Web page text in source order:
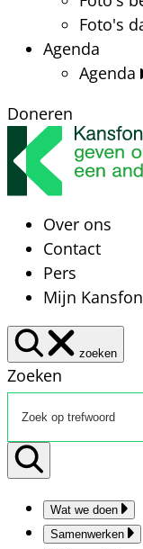
Foto's
Agenda
Agenda
Doneren
Over ons
Contact
Pers
Mijn
zoeken
Zoeken
Wat we doen
Samenwerken